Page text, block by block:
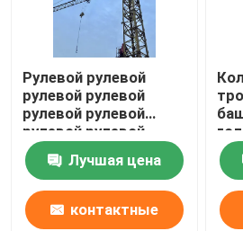
Рулевой рулевой
рулевой рулевой
рулевой рулевой
рулевой рулевой
рулевой рулевой
рулевой рулевой
рулевой рулевой
рулевой рулевой
рулевой рулевой
Лучшая цена
контактные
тонн